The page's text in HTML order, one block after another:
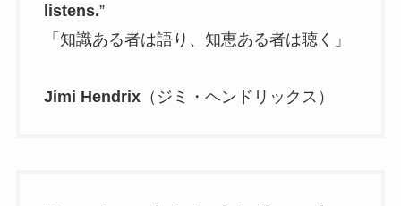
listens.”
「知識ある者は語り、知恵ある者は聴く」
Jimi Hendrix（ジミ・ヘンドリックス）